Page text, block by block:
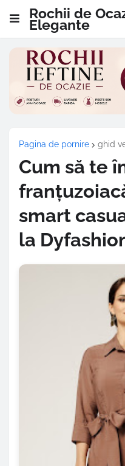
Rochii de
Elegante
Pagina de pornire ghid
Cum să te
smart
la